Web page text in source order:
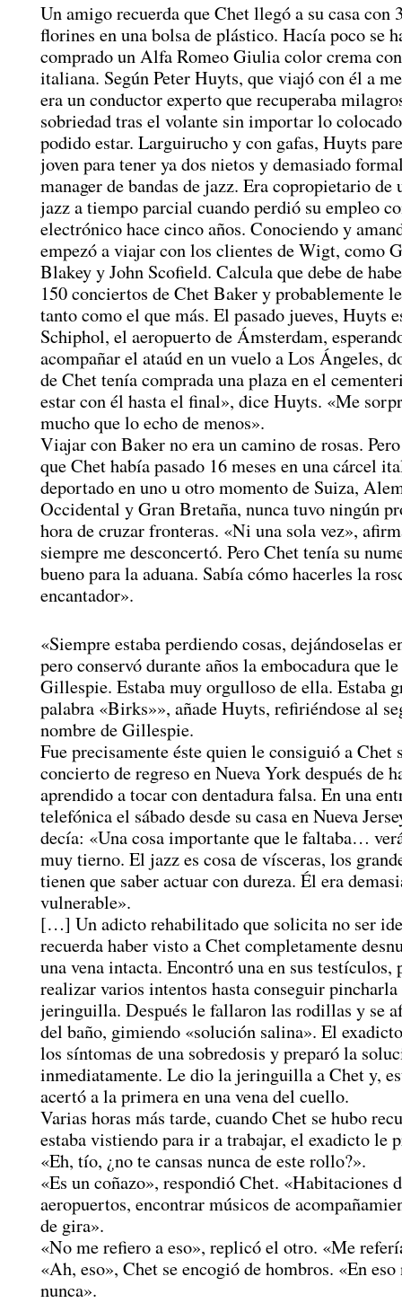
Un amigo recuerda que Chet llegó a su casa con
florines en una bolsa de plástico. Hacía poco se
comprado un Alfa Romeo Giulia color crema
italiana. Según Peter Huyts, que viajó con él a
era un conductor experto que recuperaba
sobriedad tras el volante sin importar lo
podido estar. Larguirucho y con gafas, Huyts
joven para tener ya dos nietos y demasiado
manager de bandas de jazz. Era copropietario de
jazz a tiempo parcial cuando perdió su empleo
electrónico hace cinco años. Conociendo y
empezó a viajar con los clientes de Wigt, como
Blakey y John Scofield. Calcula que debe de
150 conciertos de Chet Baker y probablemente
tanto como el que más. El pasado jueves, Huyts
Schiphol, el aeropuerto de Ámsterdam,
acompañar el ataúd en un vuelo a Los Ángeles,
de Chet tenía comprada una plaza en el
estar con él hasta el final», dice Huyts. «Me
mucho que lo echo de menos».
Viajar con Baker no era un camino de rosas.
que Chet había pasado 16 meses en una cárcel
deportado en uno u otro momento de Suiza,
Occidental y Gran Bretaña, nunca tuvo ningún
hora de cruzar fronteras. «Ni una sola vez»,
siempre me desconcertó. Pero Chet tenía su
bueno para la aduana. Sabía cómo hacerles la
encantador».
«Siempre estaba perdiendo cosas, dejándoselas
pero conservó durante años la embocadura que
Gillespie. Estaba muy orgulloso de ella. Estaba
palabra «Birks»», añade Huyts, refiriéndose al
nombre de Gillespie.
Fue precisamente éste quien le consiguió a Chet
concierto de regreso en Nueva York después de
aprendido a tocar con dentadura falsa. En una
telefónica el sábado desde su casa en Nueva
decía: «Una cosa importante que le faltaba…
muy tierno. El jazz es cosa de vísceras, los
tienen que saber actuar con dureza. Él era
vulnerable».
[…] Un adicto rehabilitado que solicita no ser
recuerda haber visto a Chet completamente
una vena intacta. Encontró una en sus testículos,
realizar varios intentos hasta conseguir
jeringuilla. Después le fallaron las rodillas y se
del baño, gimiendo «solución salina». El
los síntomas de una sobredosis y preparó la
inmediatamente. Le dio la jeringuilla a Chet y,
acertó a la primera en una vena del cuello.
Varias horas más tarde, cuando Chet se hubo
estaba vistiendo para ir a trabajar, el exadicto le
«Eh, tío, ¿no te cansas nunca de este rollo?».
«Es un coñazo», respondió Chet. «Habitaciones
aeropuertos, encontrar músicos de
de gira».
«No me refiero a eso», replicó el otro. «Me
«Ah, eso», Chet se encogió de hombros. «En eso
nunca».